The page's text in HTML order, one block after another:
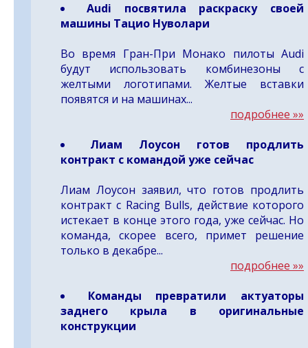
Audi посвятила раскраску своей
машины Тацио Нуволари
Во время Гран-При Монако пилоты Audi
будут использовать комбинезоны с
желтыми логотипами. Желтые вставки
появятся и на машинах...
подробнее »»
Лиам Лоусон готов продлить
контракт с командой уже сейчас
Лиам Лоусон заявил, что готов продлить
контракт с Racing Bulls, действие которого
истекает в конце этого года, уже сейчас. Но
команда, скорее всего, примет решение
только в декабре...
подробнее »»
Команды превратили актуаторы
заднего крыла в оригинальные
конструкции